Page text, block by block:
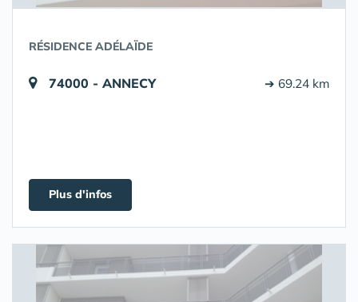
RÉSIDENCE ADÉLAÏDE
74000 - ANNECY ➔ 69.24 km
Plus d'infos